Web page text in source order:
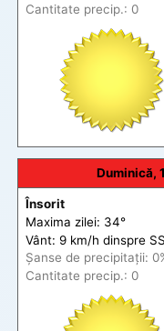
Cantitate precip.: 0
Duminică,
Însorit
Maxima zilei: 34°
Vânt: 9 km/h dinspre
Șanse de precipitații:
Cantitate precip.: 0